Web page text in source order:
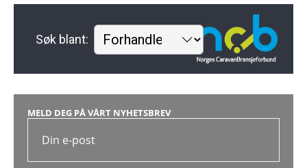
MELD DEG PÅ VÅRT NYHETSBREV